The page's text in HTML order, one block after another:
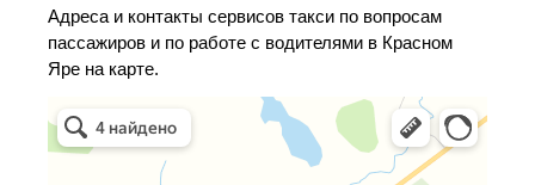
Адреса и контакты сервисов такси по вопросам
пассажиров и по работе с водителями в Красном
Яре на карте.